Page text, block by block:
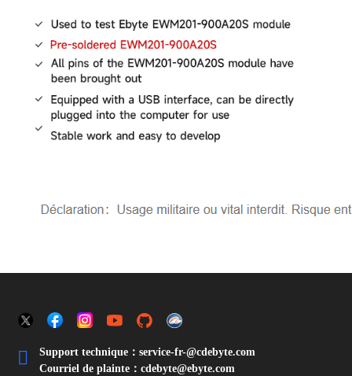

Support technique：service-fr-@cdebyte.com
Courriel de plainte：cdebyte@ebyte.com